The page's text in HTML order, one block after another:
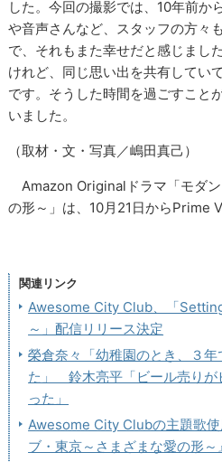
した。今回の撮影では、10年前か
や音声さんなど、スタッフの方々
で、それもまた幸せだと感じまし
けれど、同じ思い出を共有してい
です。そうした時間を過ごすこと
いました。
（取材・文・写真／嶋田真己）
Amazon Originalドラマ「モダ
の形～」は、10月21日からPrime
関連リンク
Awesome City Club、「
～」配信リリース決定
榮倉奈々「幼稚園のとき、３
た」 鈴木亮平「ビール売りが
った」
Awesome City Clubの主題歌
ブ・東京～さまざまな愛の形～